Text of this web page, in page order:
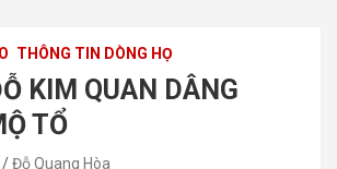
THÔNG TIN DÒNG HỌ
KIM QUAN DÂNG
TỔ
Đỗ Quang Hòa